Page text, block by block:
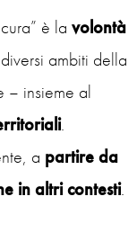
è la volontà
ambiti della
– insieme al
.
a partireda
in altri contesti.